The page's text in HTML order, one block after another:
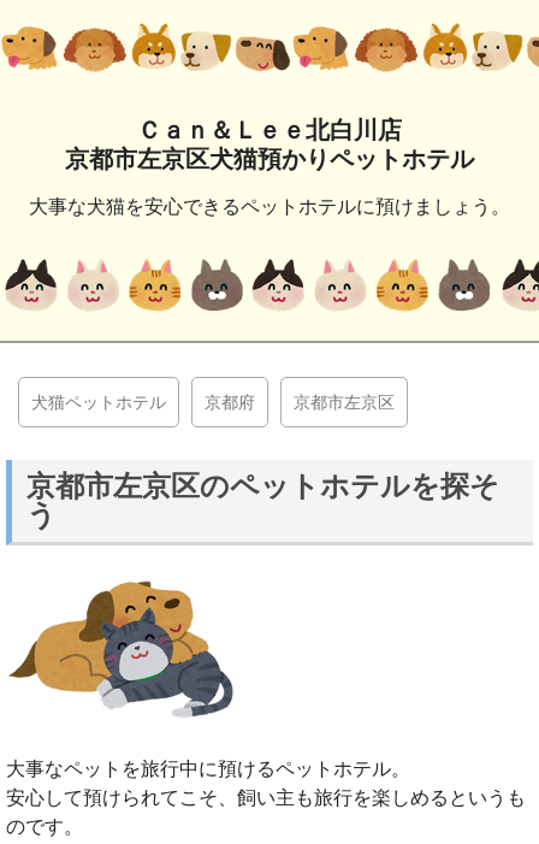
Ｃａｎ＆Ｌｅｅ北白川店
京都市左京区犬猫預かりペットホテル
大事な犬猫を安心できるペットホテルに預けましょう。
犬猫ペットホテル 京都府 京都市左京区
京都市左京区のペットホテルを探そ
う
大事なペットを旅行中に預けるペットホテル。
安心して預けられてこそ、飼い主も旅行を楽しめるというも
のです。